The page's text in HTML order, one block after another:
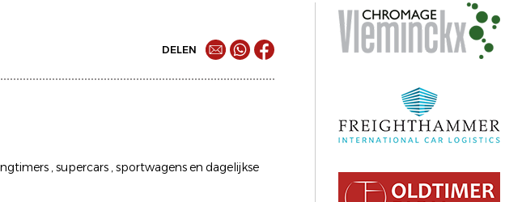
DELEN
, supercars , sportwagens en dagelijkse